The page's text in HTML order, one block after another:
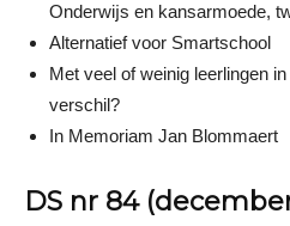
Onderwĳs en kansarmoede,
Alternatief voor Smartschool
Met veel of weinig leerlingen
verschil?
In Memoriam Jan Blommaert
DS nr 84